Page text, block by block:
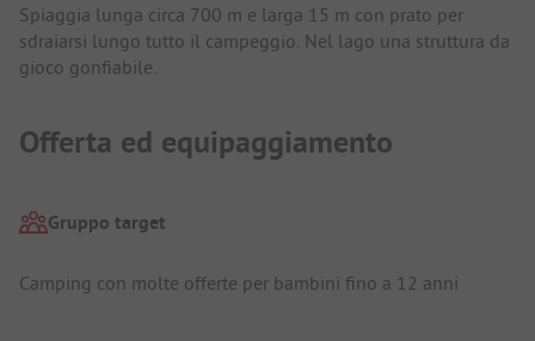
Spiaggia lunga circa 700 m e larga 15 m con prato per
sdraiarsi lungo tutto il campeggio. Nel lago una struttura da
gioco gonfiabile.
Offerta ed equipaggiamento
Gruppo target
Camping con molte offerte per bambini fino a 12 anni